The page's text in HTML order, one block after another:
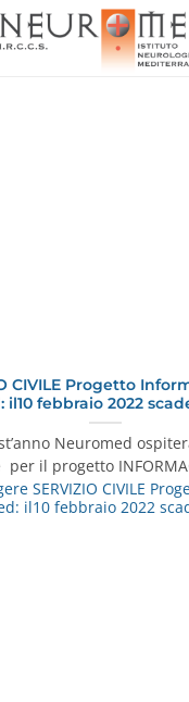
CIVILE Progetto
il10 febbraio 2022
Neuromed
il progetto
SERVIZIO CIVILE
il10 febbraio 2022